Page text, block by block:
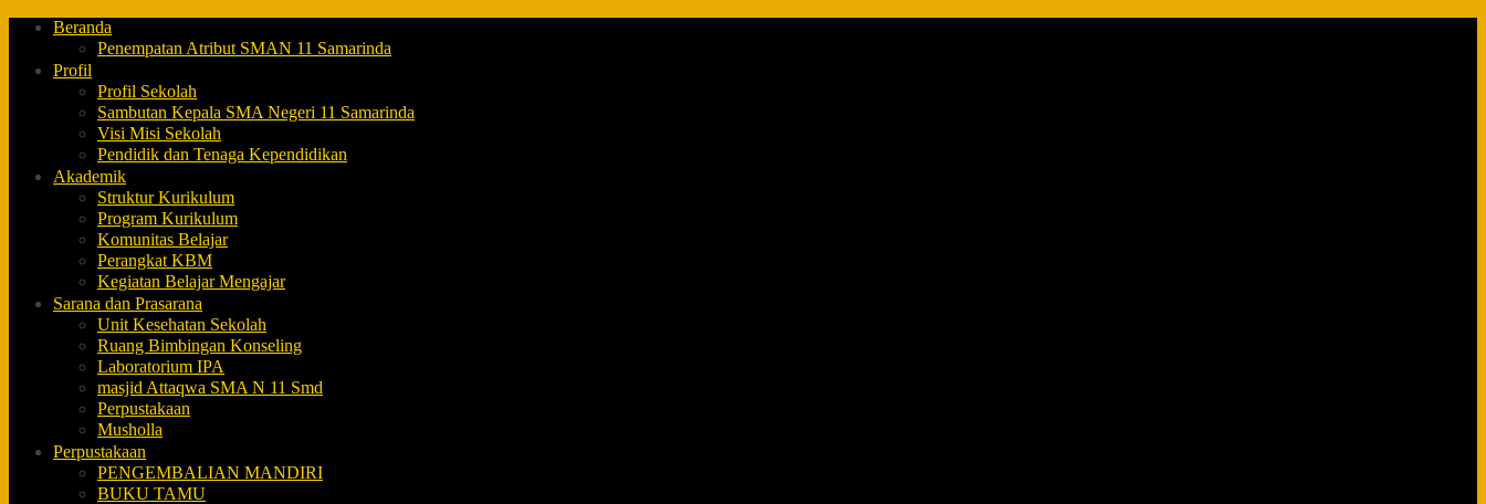
Beranda
Penempatan Atribut SMAN 11 Samarinda
Profil
Profil Sekolah
Sambutan Kepala SMA Negeri 11 Samarinda
Visi Misi Sekolah
Pendidik dan Tenaga Kependidikan
Akademik
Struktur Kurikulum
Program Kurikulum
Komunitas Belajar
Perangkat KBM
Kegiatan Belajar Mengajar
Sarana dan Prasarana
Unit Kesehatan Sekolah
Ruang Bimbingan Konseling
Laboratorium IPA
masjid Attaqwa SMA N 11 Smd
Perpustakaan
Musholla
Perpustakaan
PENGEMBALIAN MANDIRI
BUKU TAMU